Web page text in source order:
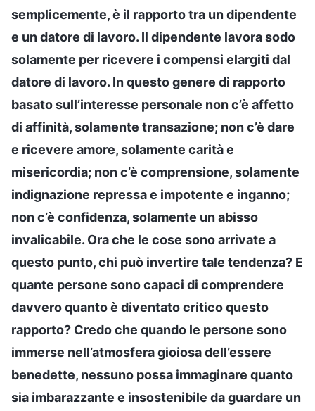
semplicemente, è il rapporto tra un dipendente
e un datore di lavoro. Il dipendente lavora sodo
solamente per ricevere i compensi elargiti dal
datore di lavoro. In questo genere di rapporto
basato sull’interesse personale non c’è affetto
di affinità, solamente transazione; non c’è dare
e ricevere amore, solamente carità e
misericordia; non c’è comprensione, solamente
indignazione repressa e impotente e inganno;
non c’è confidenza, solamente un abisso
invalicabile. Ora che le cose sono arrivate a
questo punto, chi può invertire tale tendenza? E
quante persone sono capaci di comprendere
davvero quanto è diventato critico questo
rapporto? Credo che quando le persone sono
immerse nell’atmosfera gioiosa dell’essere
benedette, nessuno possa immaginare quanto
sia imbarazzante e insostenibile da guardare un